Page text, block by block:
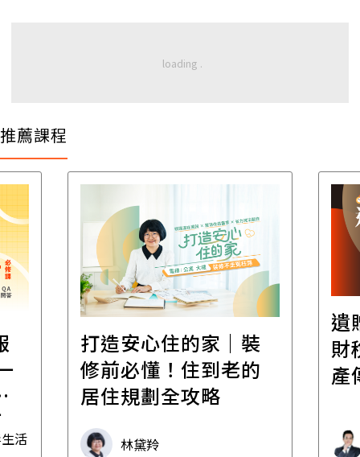
推薦課程
活
打造安心住的家｜裝
修前必懂！住到老的
居住規劃全攻略
林黛羚
遺
財
產